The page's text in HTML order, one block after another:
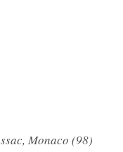
Monaco (98)